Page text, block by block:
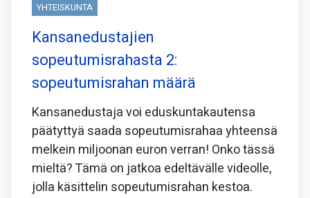
YHTEISKUNTA
Kansanedustajien
sopeutumisrahasta 2:
sopeutumisrahan määrä
Kansanedustaja voi eduskuntakautensa
päätyttyä saada sopeutumisrahaa yhteensä
melkein miljoonan euron verran! Onko tässä
mieltä? Tämä on jatkoa edeltävälle videolle,
jolla käsittelin sopeutumisrahan kestoa.